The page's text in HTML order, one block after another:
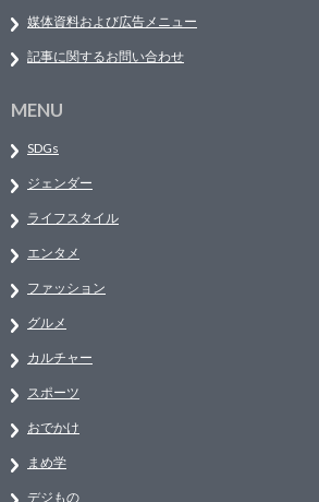
媒体資料および広告メニュー
記事に関するお問い合わせ
MENU
SDGs
ジェンダー
ライフスタイル
エンタメ
ファッション
グルメ
カルチャー
スポーツ
おでかけ
まめ学
デジもの